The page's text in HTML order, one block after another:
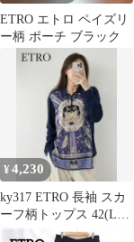
ETRO エトロ ペイズリ
ー柄 ポーチ ブラック
¥4,230
ky317 ETRO 長袖 スカ
ーフ柄トップス 42(L相
当) ネイビー系